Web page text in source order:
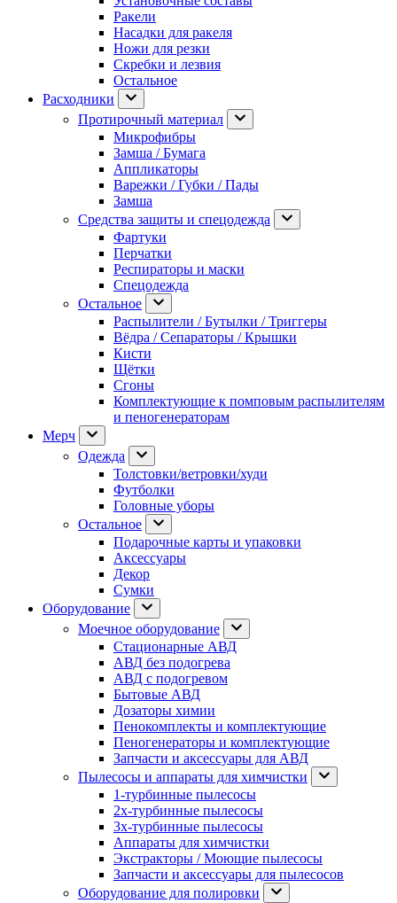
Ракели
Насадки для ракеля
Ножи для резки
Скребки и лезвия
Остальное
Расходники
Протирочный материал
Микрофибры
Замша / Бумага
Аппликаторы
Варежки / Губки / Пады
Замша
Средства защиты и спецодежда
Фартуки
Перчатки
Респираторы и маски
Спецодежда
Остальное
Распылители / Бутылки / Триггеры
Вёдра / Сепараторы / Крышки
Кисти
Щётки
Сгоны
Комплектующие к помповым распылителям
и пеногенераторам
Мерч
Одежда
Толстовки/ветровки/худи
Футболки
Головные уборы
Остальное
Подарочные карты и упаковки
Аксессуары
Декор
Сумки
Оборудование
Моечное оборудование
Стационарные АВД
АВД без подогрева
АВД с подогревом
Бытовые АВД
Дозаторы химии
Пенокомплекты и комплектующие
Пеногенераторы и комплектующие
Запчасти и аксессуары для АВД
Пылесосы и аппараты для химчистки
1-турбинные пылесосы
2х-турбинные пылесосы
3х-турбинные пылесосы
Аппараты для химчистки
Экстракторы / Моющие пылесосы
Запчасти и аксессуары для пылесосов
Оборудование для полировки